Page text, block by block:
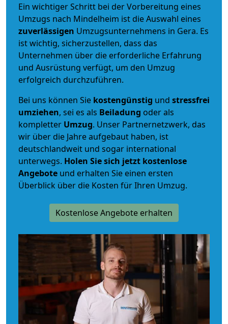
Ein wichtiger Schritt bei der Vorbereitung eines
Umzugs nach Mindelheim ist die Auswahl eines
zuverlässigen Umzugsunternehmens in Gera. Es
ist wichtig, sicherzustellen, dass das
Unternehmen über die erforderliche Erfahrung
und Ausrüstung verfügt, um den Umzug
erfolgreich durchzuführen.
Bei uns können Sie kostengünstig und stressfrei
umziehen, sei es als Beiladung oder als
kompletter Umzug. Unser Partnernetzwerk, das
wir über die Jahre aufgebaut haben, ist
deutschlandweit und sogar international
unterwegs. Holen Sie sich jetzt kostenlose
Angebote und erhalten Sie einen ersten
Überblick über die Kosten für Ihren Umzug.
Kostenlose Angebote erhalten